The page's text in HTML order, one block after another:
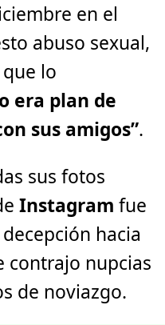
en el
abuso sexual,
lo
era plan de
sus amigos”.
sus fotos
Instagram fue
hacia
contrajo nupcias
de noviazgo.